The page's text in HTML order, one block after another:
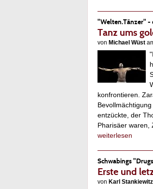
"Welten.Tänzer" -
Tanz ums
von Michael Wüst
konfrontieren.
entzückte, der
Pharisäer
weiterlesen
Schwabings
Erste und
von Karl Stankiewitz